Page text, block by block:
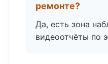
ремонте?
Да, есть зона
видеоотчёты по